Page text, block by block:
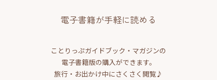
電子書籍が手軽に読める
ことりっぷガイドブック・マガジンの
電子書籍版の購入ができます。
旅行・お出かけ中にさくさく閲覧♪